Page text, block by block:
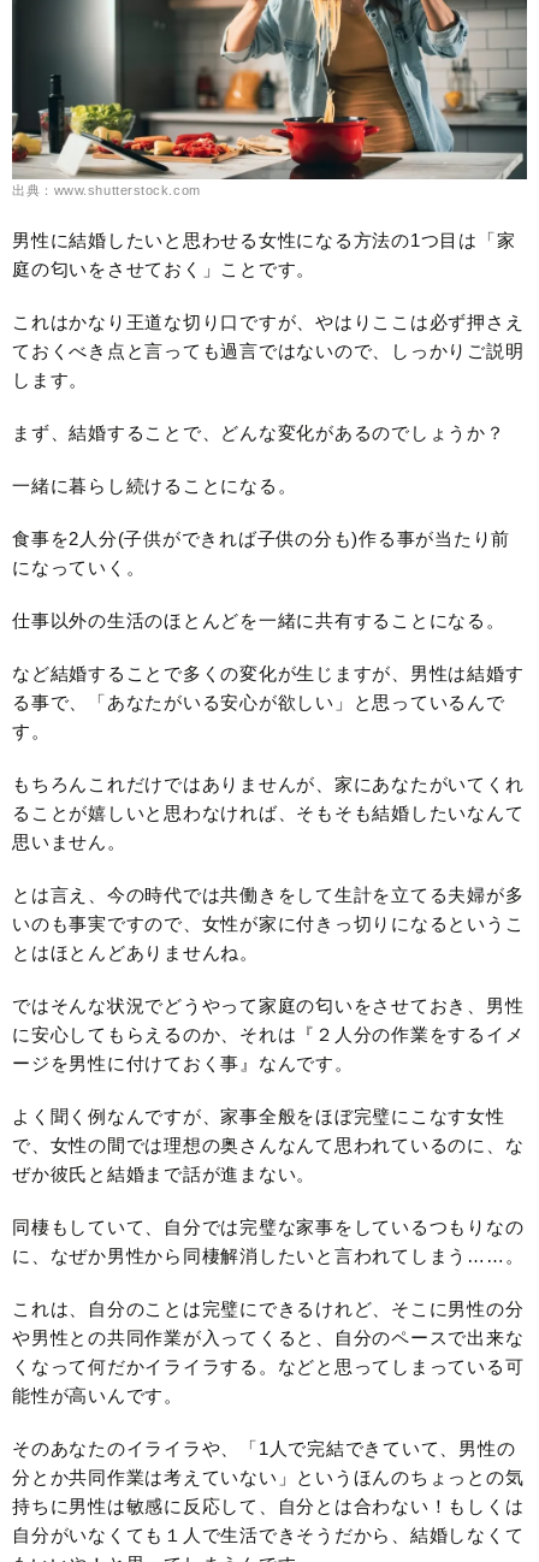
出典：www.shutterstock.com
男性に結婚したいと思わせる女性になる方法の1つ目は「家
庭の匂いをさせておく」ことです。
これはかなり王道な切り口ですが、やはりここは必ず押さえ
ておくべき点と言っても過言ではないので、しっかりご説明
します。
まず、結婚することで、どんな変化があるのでしょうか？
一緒に暮らし続けることになる。
食事を2人分(子供ができれば子供の分も)作る事が当たり前
になっていく。
仕事以外の生活のほとんどを一緒に共有することになる。
など結婚することで多くの変化が生じますが、男性は結婚す
る事で、「あなたがいる安心が欲しい」と思っているんで
す。
もちろんこれだけではありませんが、家にあなたがいてくれ
ることが嬉しいと思わなければ、そもそも結婚したいなんて
思いません。
とは言え、今の時代では共働きをして生計を立てる夫婦が多
いのも事実ですので、女性が家に付きっ切りになるというこ
とはほとんどありませんね。
ではそんな状況でどうやって家庭の匂いをさせておき、男性
に安心してもらえるのか、それは『２人分の作業をするイメ
ージを男性に付けておく事』なんです。
よく聞く例なんですが、家事全般をほぼ完璧にこなす女性
で、女性の間では理想の奥さんなんて思われているのに、な
ぜか彼氏と結婚まで話が進まない。
同棲もしていて、自分では完璧な家事をしているつもりなの
に、なぜか男性から同棲解消したいと言われてしまう……。
これは、自分のことは完璧にできるけれど、そこに男性の分
や男性との共同作業が入ってくると、自分のペースで出来な
くなって何だかイライラする。などと思ってしまっている可
能性が高いんです。
そのあなたのイライラや、「1人で完結できていて、男性の
分とか共同作業は考えていない」というほんのちょっとの気
持ちに男性は敏感に反応して、自分とは合わない！もしくは
自分がいなくても１人で生活できそうだから、結婚しなくて